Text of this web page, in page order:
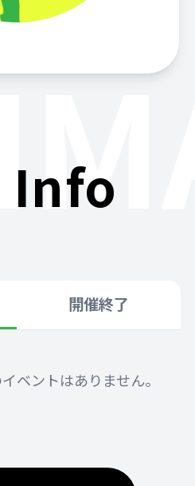
Info
開催終了
ベントはありません。